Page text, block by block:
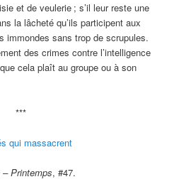
et de veulerie ; s’il leur reste une
la lâcheté qu’ils participent aux
immondes sans trop de scrupules.
des crimes contre l’intelligence
cela plaît au groupe ou à son
***
qui massacrent
Printemps, #47.